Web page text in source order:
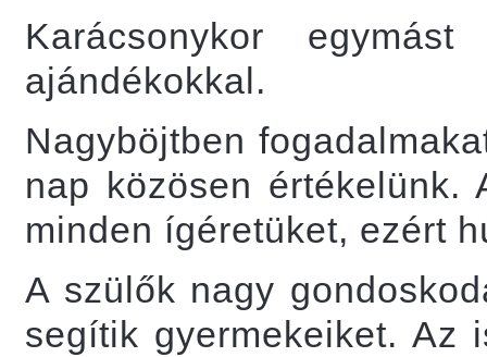
Karácsonykor
ajándékokkal.
Nagyböjtben
nap közösen értékelünk.
minden ígéretüket, ezért
A szülők nagy
segítik gyermekeiket. Az